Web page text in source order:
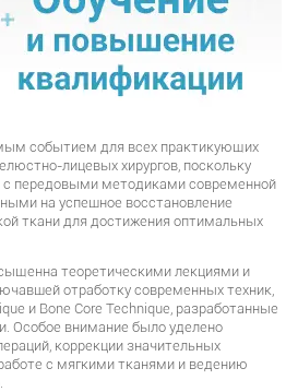
событием для всех практикующих
лицевых хирургов, поскольку
с передовыми методиками современной
на успешное восстановление
ткани для достижения оптимальных
теоретическими лекциями и
отработку современных техник,
и Bone Core Technique, разработанные
Особое внимание было уделено
коррекции значительных
с мягкими тканями и ведению